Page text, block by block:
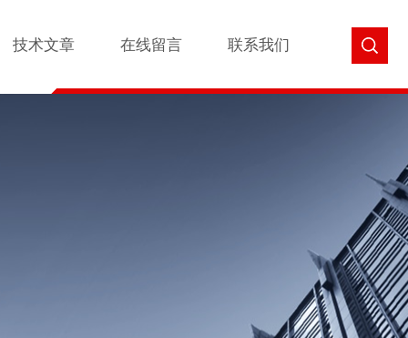
技术文章 在线留言 联系我们